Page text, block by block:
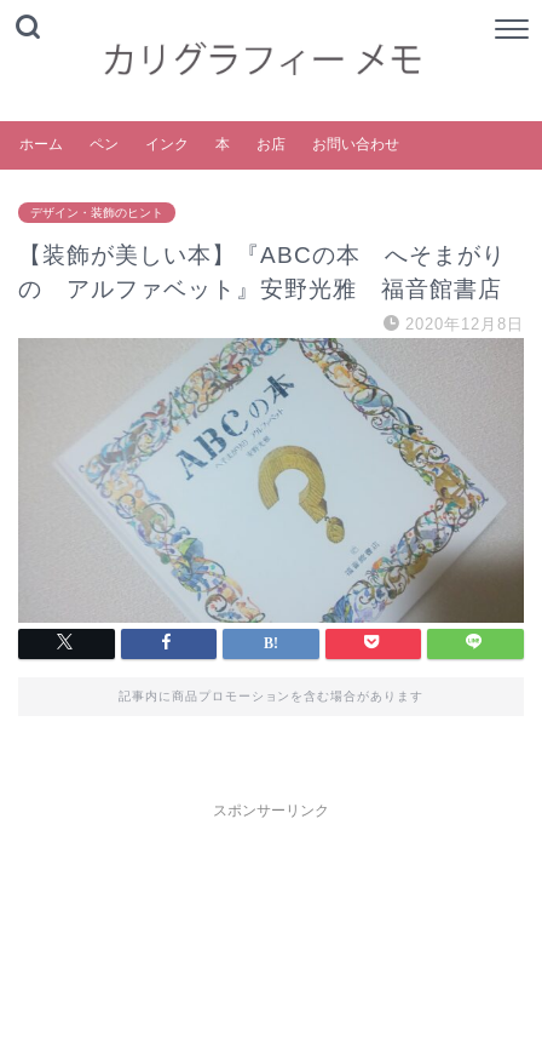
ホーム ペン インク 本 お店 お問い合わせ
デザイン・装飾のヒント
【装飾が美しい本】『ABCの本 へそまがり
の アルファベット』安野光雅 福音館書店
2020年12月8日
記事内に商品プロモーションを含む場合があります
スポンサーリンク